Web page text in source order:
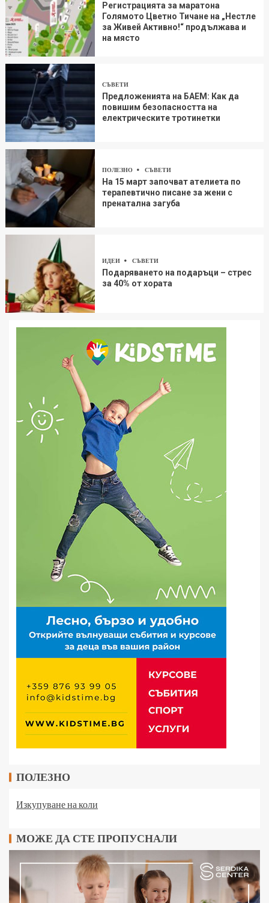
Регистрацията за маратона
Голямото Цветно Тичане на „Нестле
за Живей Aктивно!“ продължава и
на място
СЪВЕТИ
Предложенията на БАЕМ: Как да
повишим безопасността на
електрическите тротинетки
ПОЛЕЗНО СЪВЕТИ
На 15 март започват ателиета по
терапевтично писане за жени с
пренатална загуба
ИДЕИ СЪВЕТИ
Подаряването на подаръци – стрес
за 40% от хората
ПОЛЕЗНО
Изкупуване на коли
МОЖЕ ДА СТЕ ПРОПУСНАЛИ